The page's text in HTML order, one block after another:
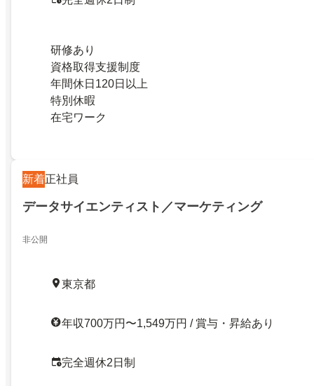
研修あり
資格取得支援制度
年間休日120日以上
特別休暇
在宅ワーク
新着正社員
データサイエンティスト／マーケティング
非公開
東京都
年収700万円〜1,549万円 / 賞与・昇給あり
完全週休2日制